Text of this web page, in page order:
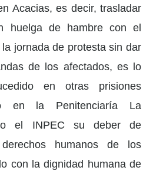
Acacias, es decir, trasladar
huelga de hambre con el
jornada de protesta sin dar
de los afectados, es lo
en otras prisiones
en la Penitenciaría La
el INPEC su deber de
humanos de los
con la dignidad humana de